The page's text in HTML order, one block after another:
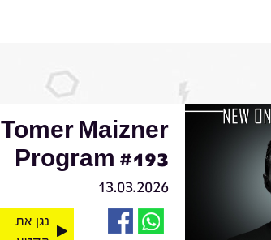
Tomer Maizner
Program #193
13.03.2026
נגן את